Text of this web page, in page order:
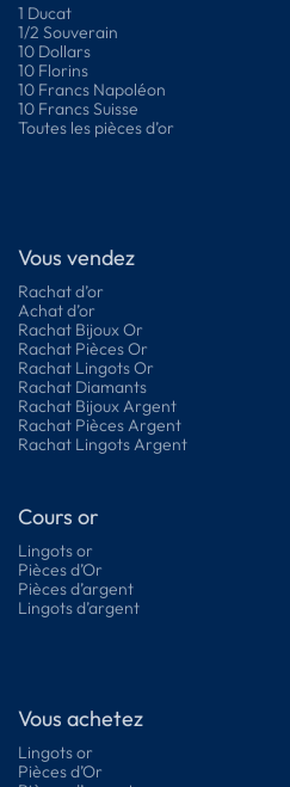
1 Ducat
1/2 Souverain
10 Dollars
10 Florins
10 Francs Napoléon
10 Francs Suisse
Toutes les pièces d’or
Vous vendez
Rachat d’or
Achat d’or
Rachat Bijoux Or
Rachat Pièces Or
Rachat Lingots Or
Rachat Diamants
Rachat Bijoux Argent
Rachat Pièces Argent
Rachat Lingots Argent
Cours or
Lingots or
Pièces d’Or
Pièces d’argent
Lingots d’argent
Vous achetez
Lingots or
Pièces d’Or